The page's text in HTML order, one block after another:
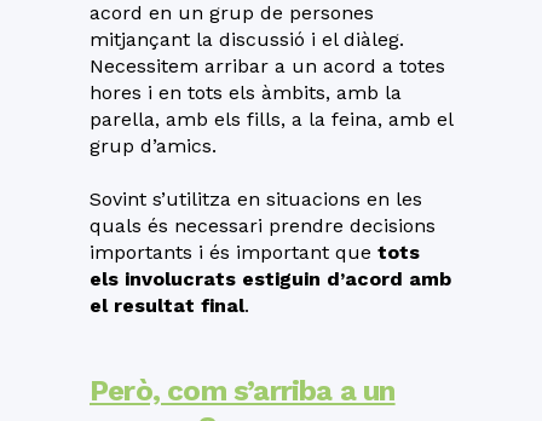
acord en un grup de persones
mitjançant la discussió i el diàleg.
Necessitem arribar a un acord a totes
hores i en tots els àmbits, amb la
parella, amb els fills, a la feina, amb el
grup d’amics.
Sovint s’utilitza en situacions en les
quals és necessari prendre decisions
importants i és important que tots
els involucrats estiguin d’acord amb
el resultat final.
Però, com s’arriba a un